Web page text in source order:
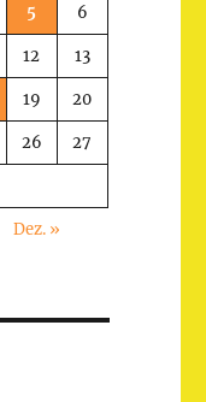
5 6
12 13
19 20
26 27
Dez. »